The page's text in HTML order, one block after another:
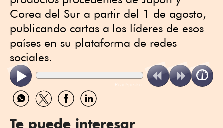
Corea del Sur a partir del 1 de agosto,
publicando cartas a los líderes de esos
países en su plataforma de redes
sociales.
ReadSpeaker
Compartir
por
Compartir
por
Compartir
por
Compartir
por
Te puede interesar